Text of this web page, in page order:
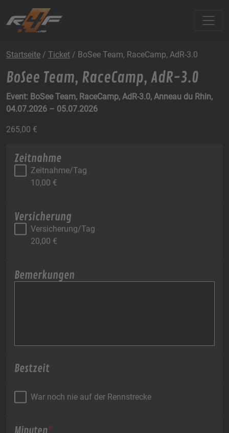
Startseite / Ticket / BoSee Team, RaceCamp, AdR-3.0
BoSee Team, RaceCamp, AdR-3.0
Event: BoSee Team, RaceCamp, AdR-3.0, Anneau du Rhin,
04.07.2026 – 05.07.2026
265,00 €
Zeitnahme
Zeitnahme/Tag
10,00 €
Versicherung
Versicherung/Tag
20,00 €
Bemerkungen
Bestzeit
War noch nie auf der Rennstrecke